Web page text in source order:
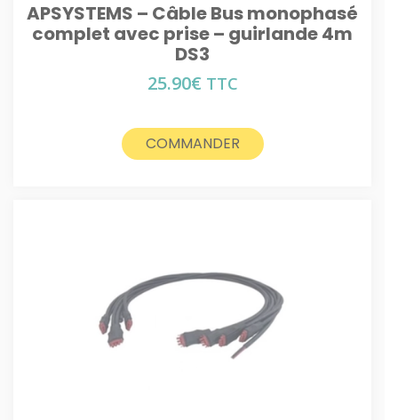
APSYSTEMS – Câble Bus monophasé
complet avec prise – guirlande 4m
DS3
25.90€ TTC
COMMANDER